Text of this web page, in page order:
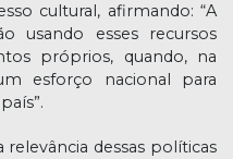
cultural, afirmando: “A
usando esses recursos
próprios, quando, na
esforço nacional para
dessas políticas